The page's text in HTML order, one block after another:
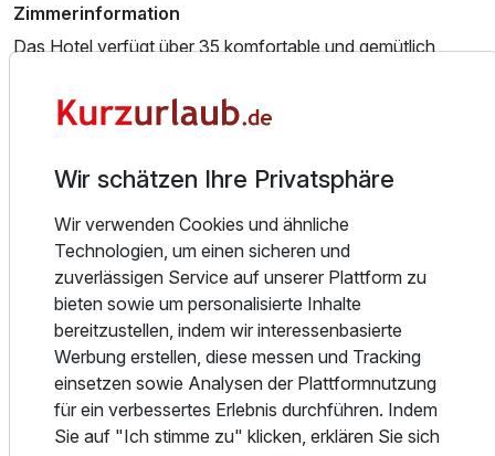
Ausstattung
Zimmerinformation
Das Hotel verfügt über 35 komfortable und gemütlich
alle bequem mit dem Fahrstuhl erreichbar sind. Vier
Familienzimmer mit Verbindungstür bieten ausreichend
eine Regendusche sowie eine Kaffeemaschine und einen
Kühlschrank (unbestückt).
Essen und Trinken
Das AaRa Hotel begrüßt Sie herzlich in seinem
hauseigenen Restaurant MaThie’s. In angenehmer und
gemütlicher Atmosphäre können Sie hier den Tag
entspannt ausklingen lassen und eine Auswahl an
regionalen Spezialitäten sowie passenden Getränken
Wir schätzen Ihre Privatsphäre
Wir verwenden Cookies und ähnliche
Technologien, um einen sicheren und
zuverlässigen Service auf unserer Plattform zu
bieten sowie um personalisierte Inhalte
bereitzustellen, indem wir interessenbasierte
Werbung erstellen, diese messen und Tracking
einsetzen sowie Analysen der Plattformnutzung
für ein verbessertes Erlebnis durchführen. Indem
Sie auf "Ich stimme zu" klicken, erklären Sie sich